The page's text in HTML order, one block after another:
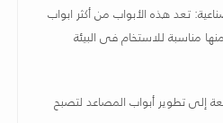
تعد هذه الأبواب من أكثر ابواب
مناسبة للاستخام فى البيئة
إلى تطوير أبواب المصاعد لتصبح